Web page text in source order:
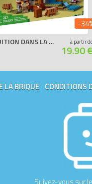
L’EXPÉDITION DANS LA MINE DU TATOU à partir
19.90 €
-
LA BRIQUE CONDITIONS